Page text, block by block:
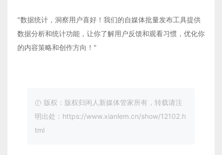
"数据统计，洞察用户喜好！我们的自媒体批量发布工具提供
数据分析和统计功能，让你了解用户反馈和观看习惯，优化你
的内容策略和创作方向！"
版权：版权归闲人新媒体管家所有，转载请注
明出处：https://www.xianlem.cn/show/12102.h
tml